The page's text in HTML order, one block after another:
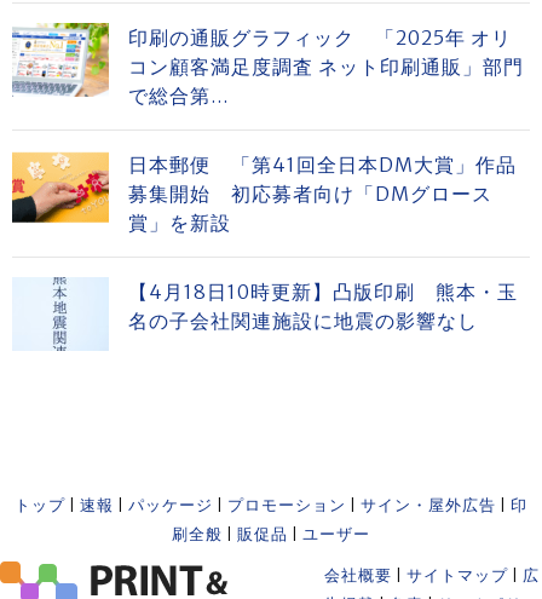
印刷の通販グラフィック 「2025年 オリ
コン顧客満足度調査 ネット印刷通販」部門
で総合第...
日本郵便 「第41回全日本DM大賞」作品
募集開始 初応募者向け「DMグロース
賞」を新設
【4月18日10時更新】凸版印刷 熊本・玉
名の子会社関連施設に地震の影響なし
トップ 速報 パッケージ プロモーション サイン・屋外広告
印
刷全般
販促品 ユーザー
会社概要 サイトマップ
広